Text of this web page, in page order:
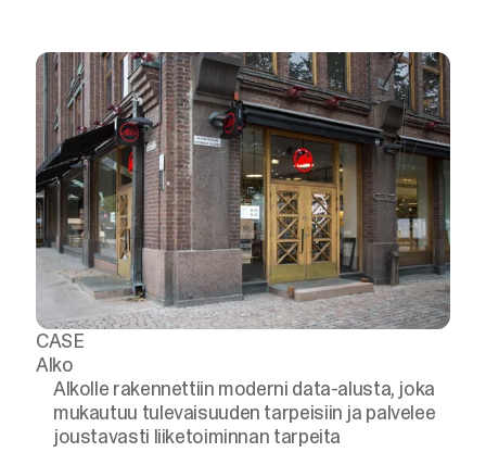
CASE
Alko
Alkolle rakennettiin moderni data-alusta, joka
mukautuu tulevaisuuden tarpeisiin ja palvelee
joustavasti liiketoiminnan tarpeita